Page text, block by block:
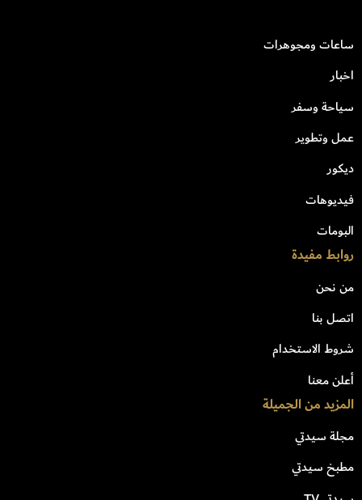
ساعات ومجوهرات
اخبار
سياحة وسفر
عمل وتطوير
ديكور
فيديوهات
البومات
روابط مفيدة
من نحن
اتصل بنا
شروط الاستخدام
أعلن معنا
المزيد من الجميلة
مجلة سيدتي
مطبخ سيدتي